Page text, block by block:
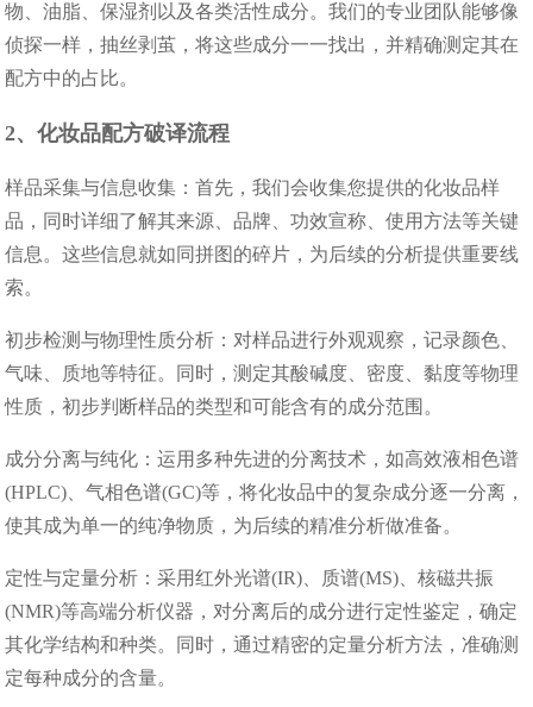
物、油脂、保湿剂以及各类活性成分。我们的专业团队能够像
侦探一样，抽丝剥茧，将这些成分一一找出，并精确测定其在
配方中的占比。​
2、化妆品配方破译流程​
样品采集与信息收集：首先，我们会收集您提供的化妆品样
品，同时详细了解其来源、品牌、功效宣称、使用方法等关键
信息。这些信息就如同拼图的碎片，为后续的分析提供重要线
索。​
初步检测与物理性质分析：对样品进行外观观察，记录颜色、
气味、质地等特征。同时，测定其酸碱度、密度、黏度等物理
性质，初步判断样品的类型和可能含有的成分范围。​
成分分离与纯化：运用多种先进的分离技术，如高效液相色谱
(HPLC)、气相色谱(GC)等，将化妆品中的复杂成分逐一分离，
使其成为单一的纯净物质，为后续的精准分析做准备。​
定性与定量分析：采用红外光谱(IR)、质谱(MS)、核磁共振
(NMR)等高端分析仪器，对分离后的成分进行定性鉴定，确定
其化学结构和种类。同时，通过精密的定量分析方法，准确测
定每种成分的含量。​